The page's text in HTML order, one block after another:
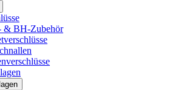
& BH-Zubehör